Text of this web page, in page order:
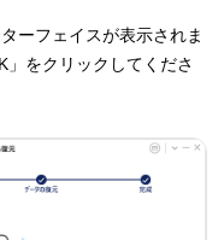
ーフェイスが表示されま
をクリックしてくださ